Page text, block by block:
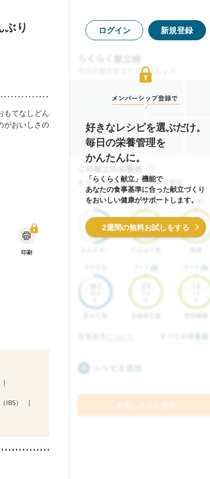
り
もてなしどん
がおいしさの
印刷
IBS）
ログイン 新規登録
好きなレシピを選ぶだけ。
毎日の栄養管理を
かんたんに。
「らくらく献立」機能で
あなたの食事基準に合った献立づくり
をおいしい健康がサポートします。
2週間の無料お試しをする